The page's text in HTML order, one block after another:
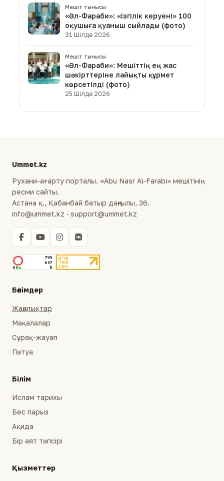
Мешіт тынысы
«Әл-Фараби»: «Ізгілік керуені» 100
оқушыға қуаныш сыйлады (фото)
31 Шілде 2026
Мешіт тынысы
«Әл-Фараби»: Мешіттің ең жас
шәкірттеріне лайықты құрмет
көрсетілді (фото)
25 Шілде 2026
Ummet.kz
Рухани-ағарту порталы. «Abu Nasr Al-Farabi» мешітінің
ресми сайты.
Астана қ., Қабанбай батыр даңғылы, 36.
info@ummet.kz · support@ummet.kz
Бөлімдер
Жаңалықтар
Мақалалар
Сұрақ-жауап
Пәтуа
Білім
Ислам тарихы
Бес парыз
Ақида
Бір аят тәпсірі
Қызметтер